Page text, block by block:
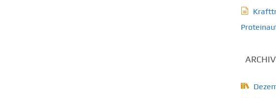
ARCHIV